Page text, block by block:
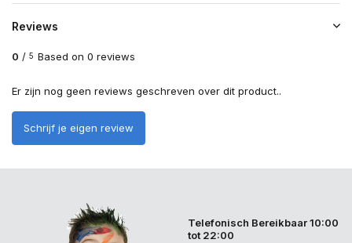
Reviews
0 / 5 Based on 0 reviews
Er zijn nog geen reviews geschreven over dit product..
Schrijf je eigen review
Telefonisch Bereikbaar 10:00
tot 22:00